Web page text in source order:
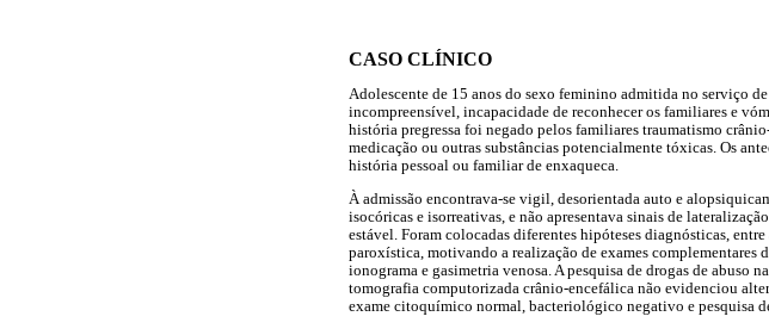
CASO CLÍNICO
Adolescente de 15 anos do sexo feminino admitida no serviço
incompreensível, incapacidade de reconhecer os familiares e
história pregressa foi negado pelos familiares traumatismo
medicação ou outras substâncias potencialmente tóxicas. Os
história pessoal ou familiar de enxaqueca.
À admissão encontrava-se vigil, desorientada auto e
isocóricas e isorreativas, e não apresentava sinais de
estável. Foram colocadas diferentes hipóteses diagnósticas,
paroxística, motivando a realização de exames
ionograma e gasimetria venosa. A pesquisa de drogas de abuso
tomografia computorizada crânio-encefálica não evidenciou
exame citoquímico normal, bacteriológico negativo e pesquisa